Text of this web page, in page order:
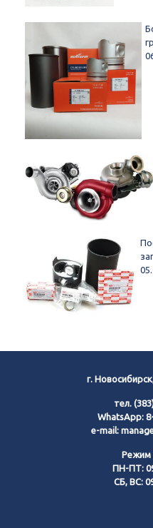
г.
тел.
WhatsApp:
e-mail:
Режим
ПН-ПТ:
СБ, ВС: